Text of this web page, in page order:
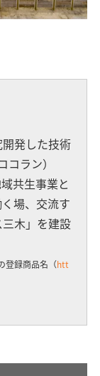
発した技術
ラン）
共生事業と
場、交流す
木」を建設
登録商品名 （htt